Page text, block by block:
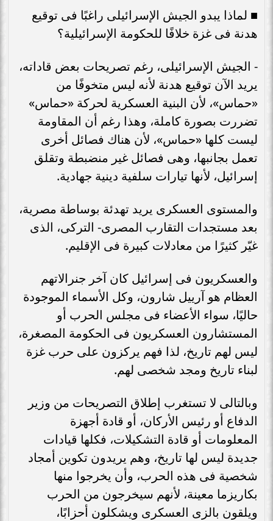
■ لماذا يبدو الجيش الإسرائيلى راغبًا فى توقيع
هدنة فى غزة خلافًا للحكومة الإسرائيلية؟
- الجيش الإسرائيلى، رغم تصريحات بعض قاداته،
يريد الآن توقيع هدنة لأنه ليس متخوفًا من
«حماس»، لأن البنية العسكرية لحركة «حماس»
تضررت بصورة كاملة، وهذا رغم أن المقاومة
ليست كلها «حماس»، لأن هناك فصائل أخرى
تعمل بجانبها، وهى فصائل غير منضبطة وتقلق
إسرائيل، لأنها تيارات سلفية دينية جهادية.
والمستوى العسكرى يريد تهدئة بوساطة مصرية،
بعد مستجدات التقارب المصرى- التركى، الذى
غيّر كثيرًا من معادلات كبيرة فى الإقليم.
والعسكريون فى إسرائيل كان آخر جنرالاتهم
العظام هو آرييل شارون، وكل الأسماء الموجودة
حاليًا، سواء الأعضاء فى مجلس الحرب أو
المستشارون العسكريون فى الحكومة المصغرة،
ليس لهم تاريخ، لذا فهم يركزون على حرب غزة
لبناء تاريخ ومجد شخصى لهم.
وبالتالى لا تستغرب إطلاق التصريحات من وزير
الدفاع أو رئيس الأركان، أو قادة أجهزة
المعلومات أو قادة التشكيلات، فكلها قيادات
جديدة ليس لها تاريخ، وهم يريدون تكوين أمجاد
شخصية فى هذه الحرب، وأن يخرجوا منها
بكاريزما معينة، لأنهم سيخرجون من الحرب
ويلقون بالزى العسكرى ويشكلون أحزابًا،